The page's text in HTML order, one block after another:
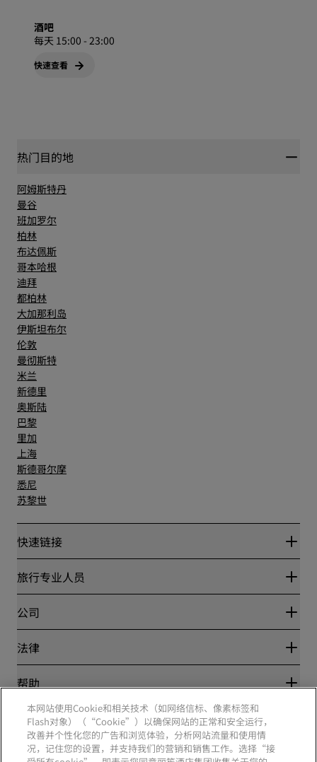
酒吧
每天 15:00 - 23:00
快速查看
热门目的地
阿姆斯特丹
曼谷
班加罗尔
柏林
布达佩斯
哥本哈根
迪拜
都柏林
大加那利岛
伊斯坦布尔
伦敦
曼彻斯特
米兰
新德里
奥斯陆
巴黎
里加
上海
斯德哥尔摩
悉尼
苏黎世
快速链接
丽赏会
Blog
目的地
丽笙酒店集团APP
体育认证酒店
家庭友好型酒店
旅行专业人员
合作伙伴
公司
丽笙酒店集团
工作机会 RHG
工作机会 PPHE
工作机会 EHL
The Club by RHG
发展机会
责任经营
法律
隐私中心
丽赏会条款和条件
网站使用协议
数字无障碍
现代奴隶制声明
帮助
消费者警示
联系方式
常见问题
社交媒体
丽笙酒店集团品牌
本网站使用Cookie和相关技术（如网络信标、像素标签和
Flash对象）（“Cookie”）以确保网站的正常和安全运行，
改善并个性化您的广告和浏览体验，分析网站流量和使用情
况，记住您的设置，并支持我们的营销和销售工作。选择“接